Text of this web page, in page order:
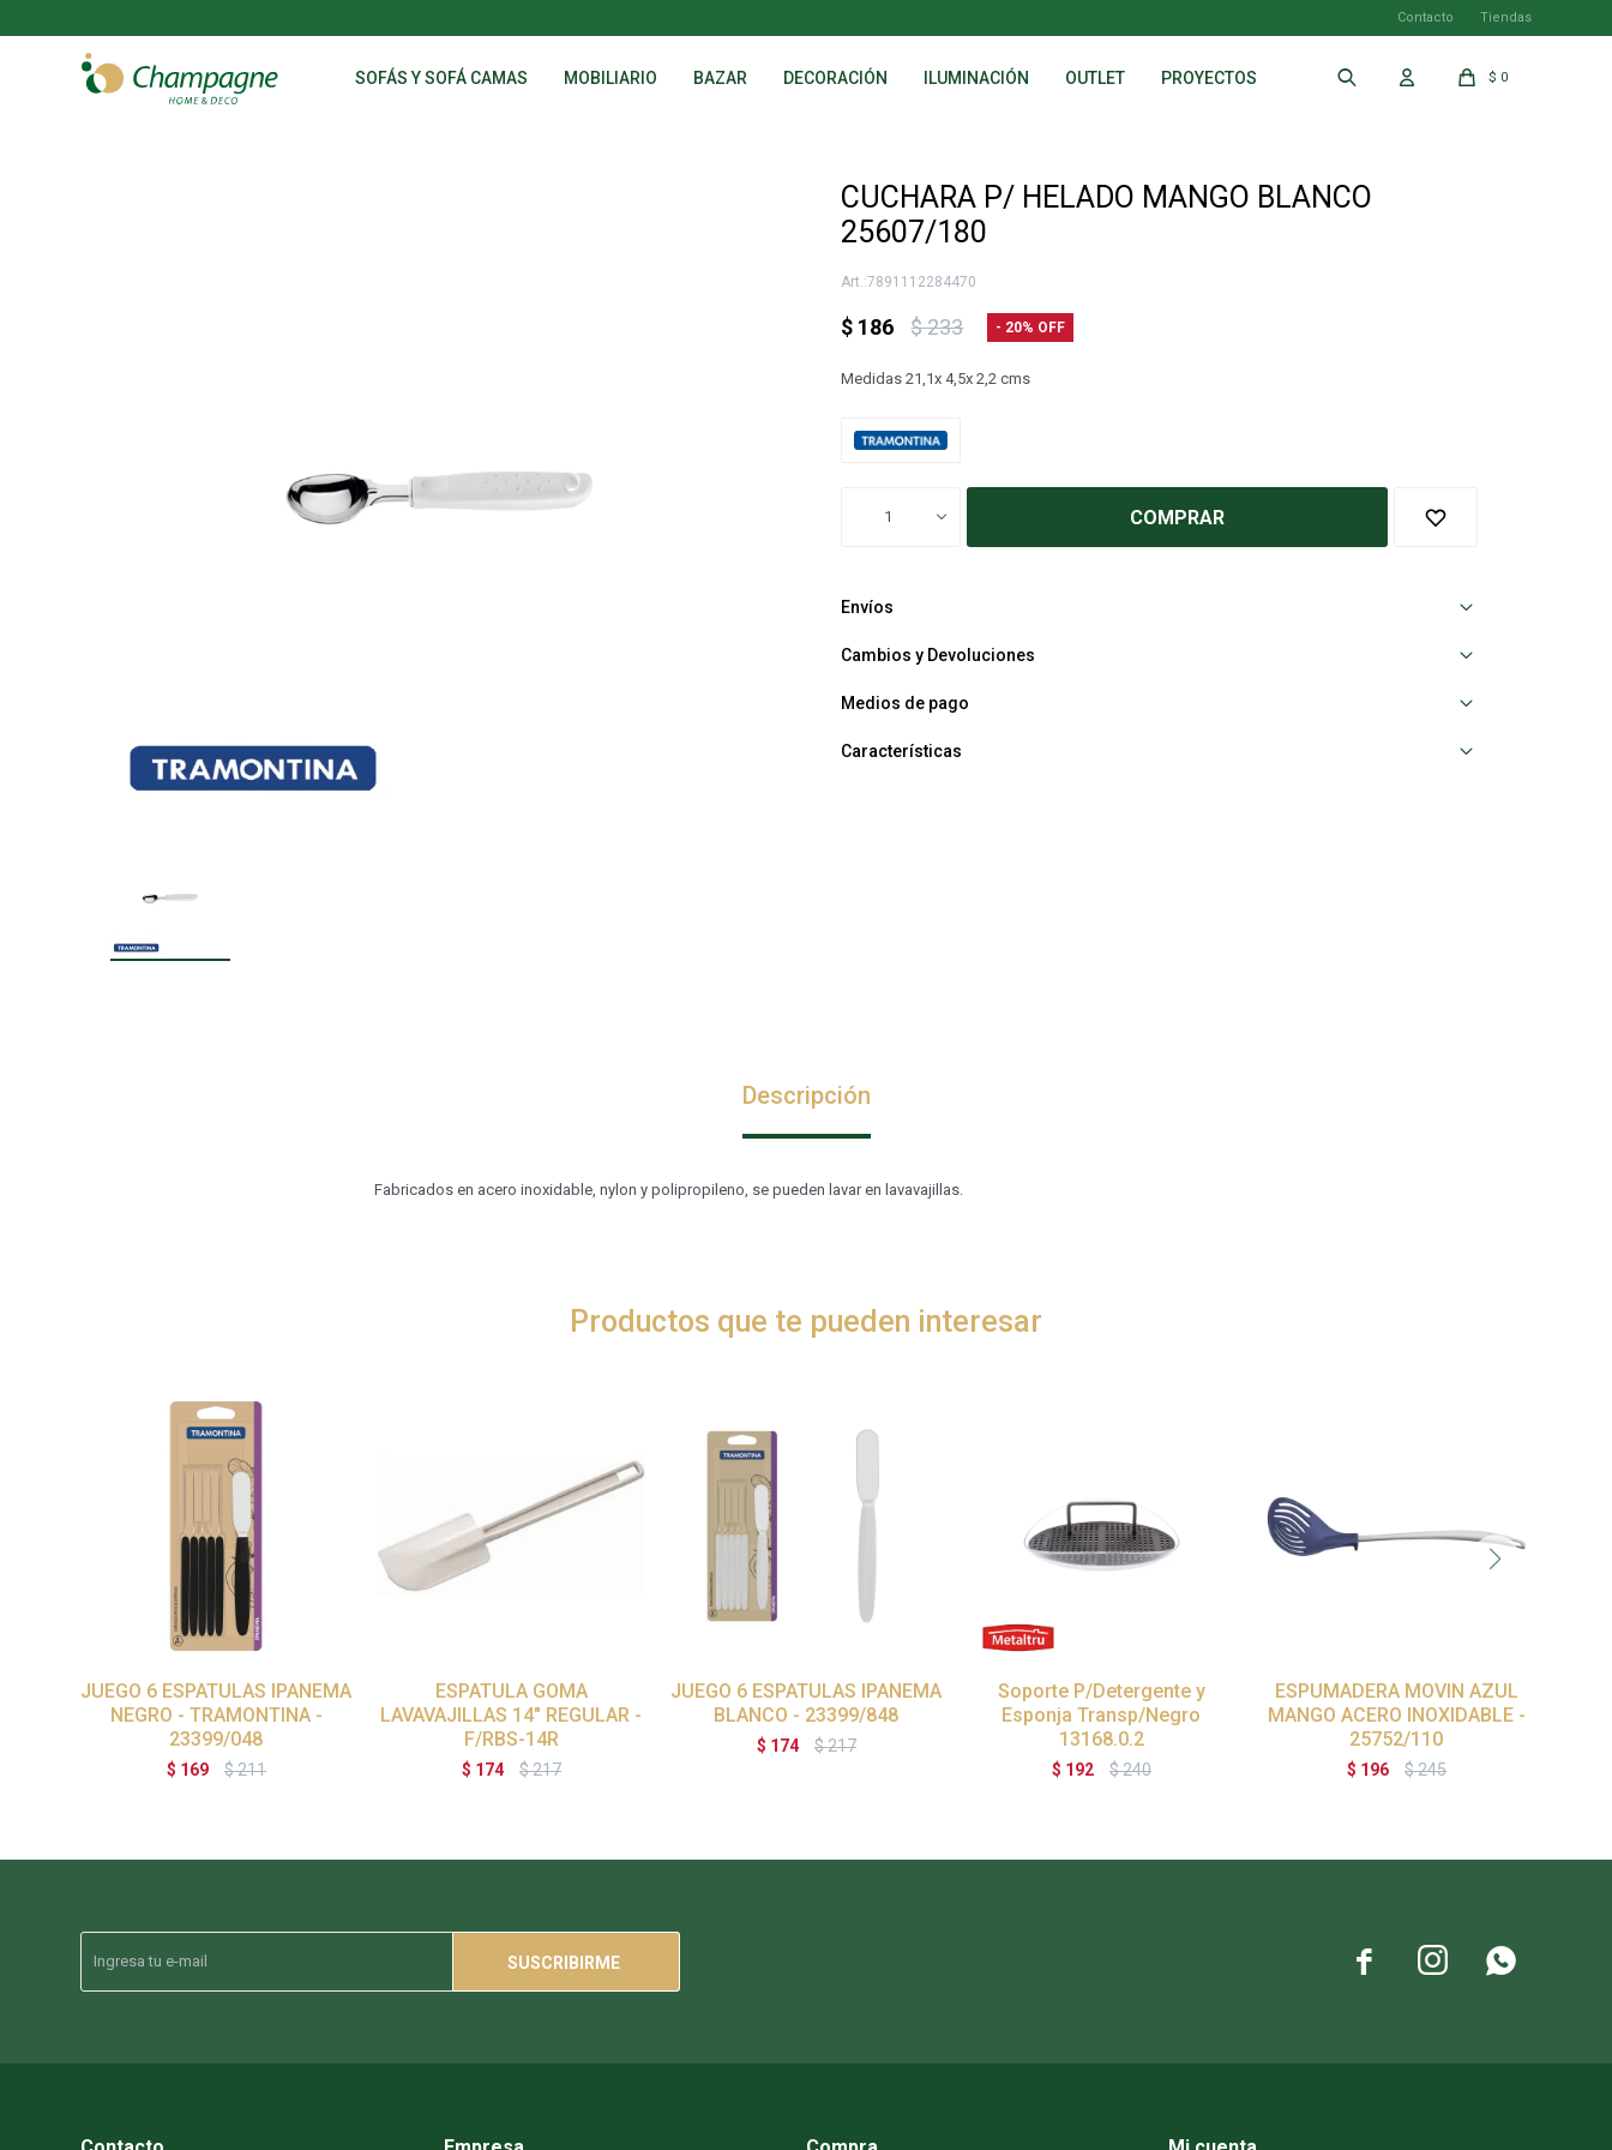
SOFÁS Y SOFÁ CAMAS MOBILIARIO BAZAR DECORACIÓN ILUMINACIÓN OUTLET PROYECTOS $ 0
Contacto Tiendas
CUCHARA P/ HELADO MANGO BLANCO
25607/180
7891112284470
$ 186 $233 20
Medidas 21,1x 4,5x 2,2 cms
1 COMPRAR
Envíos
Cambios y Devoluciones
Medios de pago
Características
Descripción
Fabricados en acero inoxidable, nylon y polipropileno, se pueden lavar en lavavajillas.
Productos que te pueden interesar
JUEGO 6 ESPATULAS IPANEMA
NEGRO - TRAMONTINA -
23399/048
$ 169 $211
ESPATULA GOMA
LAVAVAJILLAS 14" REGULAR -
F/RBS-14R
$ 174 $217
JUEGO 6 ESPATULAS IPANEMA
BLANCO - 23399/848
$ 174 $217
Soporte P/Detergente y
Esponja Transp/Negro
13168.0.2
$ 192 $240
ESPUMADERA MOVIN AZUL
MANGO ACERO INOXIDABLE -
25752/110
$ 196 $245
SUSCRIBIRME   